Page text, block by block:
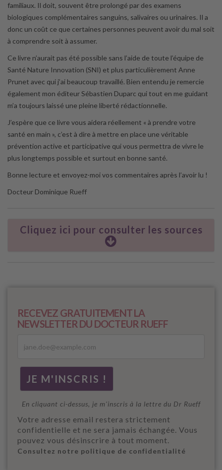
familiaux. Il doit, souvent être prolongé par des examens
biologiques complémentaires sanguins, salivaires ou urinaires. Il a
donc un coût ce que certaines personnes peuvent avoir du mal soit
à comprendre soit à assumer.
Ce livre n’aurait pas été possible sans l’aide de toute l’équipe de
Santé Nature Innovation (SNI) et plus particulièrement Anne
Prunet avec qui j’ai beaucoup travaillé. Bien entendu je remercie
également mon éditeur Sébastien Duparc qui tout en me guidant
m’a toujours laissé une pleine liberté rédactionnelle.
J’espère que ce livre vous aidera réellement « à prendre votre
santé en main », c’est à dire à mettre en place une véritable
prévention active et participative qui vous permettra de vivre le
plus longtemps possible et surtout en bonne santé.
Bonne lecture et envoyez-moi vos commentaires après l’avoir lu !
Docteur Dominique Rueff
Cliquez ici pour consulter les sources
RECEVEZ GRATUITEMENT LA
NEWSLETTER DU DOCTEUR RUEFF
En cliquant ci-dessus, je m'inscris à la lettre du Dr Rueff
Votre adresse email restera strictement
confidentielle et ne sera jamais échangée. Vous
pouvez vous désinscrire à tout moment.
Consultez notre politique de confidentialité